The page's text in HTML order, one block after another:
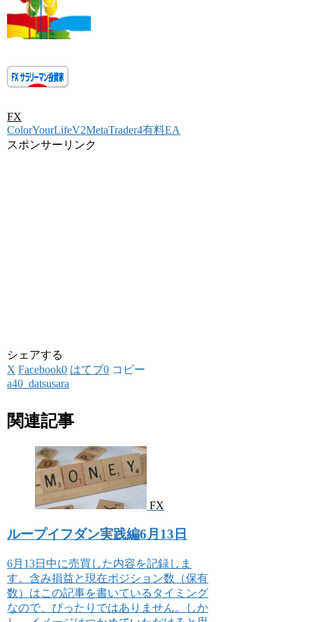
FX
ColorYourLifeV2MetaTrader4有料EA
スポンサーリンク
シェアする
X Facebook0 はてブ0 コピー
a40_datsusara
関連記事
FX
ループイフダン実践編6月13日
6月13日中に売買した内容を記録しま
す。含み損益と現在ポジション数（保有
数）はこの記事を書いているタイミング
なので、ぴったりではありません。しか